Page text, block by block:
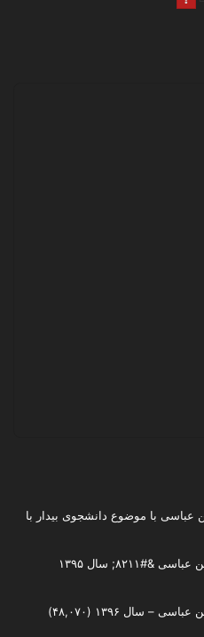
با موضوع دانشجوی بیدار با
سال ۱۳۹۵
– سال ۱۳۹۶ (۴۸,۰۷۰)